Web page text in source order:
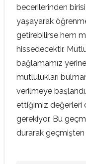
becerilerinden
yaşayarak
getirebilirse hem
hissedecektir.
bağlamamız
mutlulukları
verilmeye
ettiğimiz değerleri
gerekiyor. Bu
durarak geçmişten